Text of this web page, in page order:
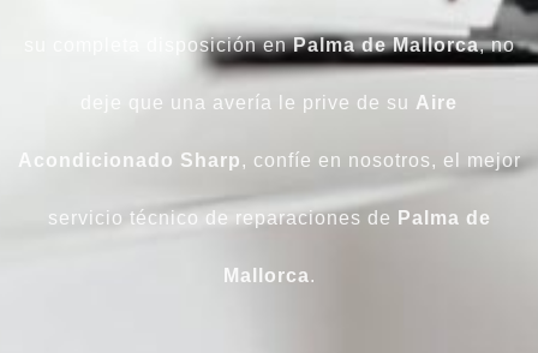
su completa disposición enPalma de Mallorca, no
deje que una avería le prive de su Aire
Acondicionado Sharp, confíe en nosotros, el mejor
servicio técnico de reparaciones de Palma de
Mallorca.